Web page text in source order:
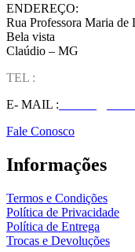
ENDEREÇO:
Rua Professora Maria de
Bela vista
Claúdio – MG
TEL :
E- MAIL :
Fale Conosco
Informações
Termos e Condições
Política de Privacidade
Política de Entrega
Trocas e Devoluções